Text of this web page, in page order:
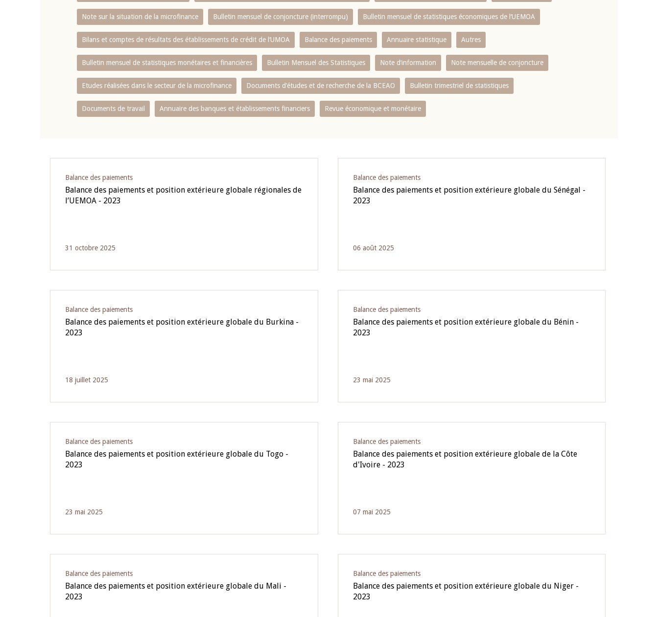
Note sur la situation de la microfinance Bulletin mensuel de conjoncture (interrompu) Bulletin mensuel de statistiques économiques de l‘UEMOA
Bilans et comptes de résultats des établissements de crédit de l‘UMOA Balance des paiements Annuaire statistique Autres
Bulletin mensuel de statistiques monétaires et financières Bulletin Mensuel des Statistiques Note d’information Note mensuelle de conjoncture
Etudes réalisées dans le secteur de la microfinance Documents d’études et de recherche de la BCEAO Bulletin trimestriel de statistiques
Documents de travail Annuaire des banques et établissements financiers Revue économique et monétaire
Balance des paiements
Balance des paiements et position extérieure globale régionales de
l’UEMOA - 2023
31 octobre 2025
Balance des paiements
Balance des paiements et position extérieure globale du Sénégal -
2023
06 août 2025
Balance des paiements
Balance des paiements et position extérieure globale du Burkina -
2023
18 juillet 2025
Balance des paiements
Balance des paiements et position extérieure globale du Bénin -
2023
23 mai 2025
Balance des paiements
Balance des paiements et position extérieure globale du Togo -
2023
23 mai 2025
Balance des paiements
Balance des paiements et position extérieure globale de la Côte
d'Ivoire - 2023
07 mai 2025
Balance des paiements
Balance des paiements et position extérieure globale du Mali -
2023
Balance des paiements
Balance des paiements et position extérieure globale du Niger -
2023